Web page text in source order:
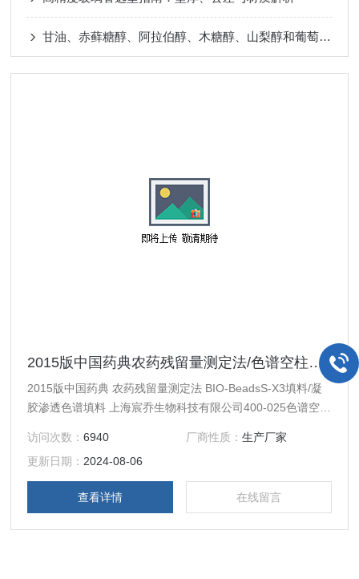
甘油、赤藓糖醇、阿拉伯醇、木糖醇、山梨醇和葡萄糖混标
2015版中国药典农药残留量测定法/色谱空柱管25*400
2015版中国药典 农药残留量测定法 BIO-BeadsS-X3填料/凝
胶渗透色谱填料 上海宸乔生物科技有限公司400-025色谱空柱
访问次数：6940 厂商性质： 生产厂家
更新日期： 2024-08-06
查看详情 在线留言